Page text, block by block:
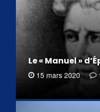
Le « Manuel »
15 mars 2020